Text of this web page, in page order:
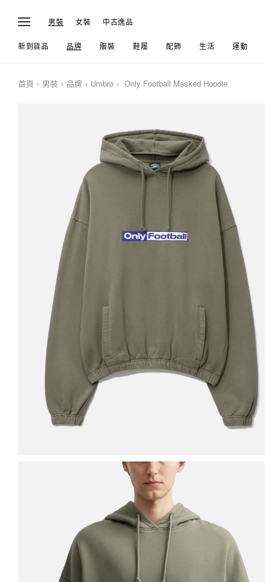
男裝 女裝 中古逸品
新到貨品 品牌 服裝 鞋履 配飾 生活 運動
首頁 男裝 品牌 Umbro Only Football Masked Hoodie